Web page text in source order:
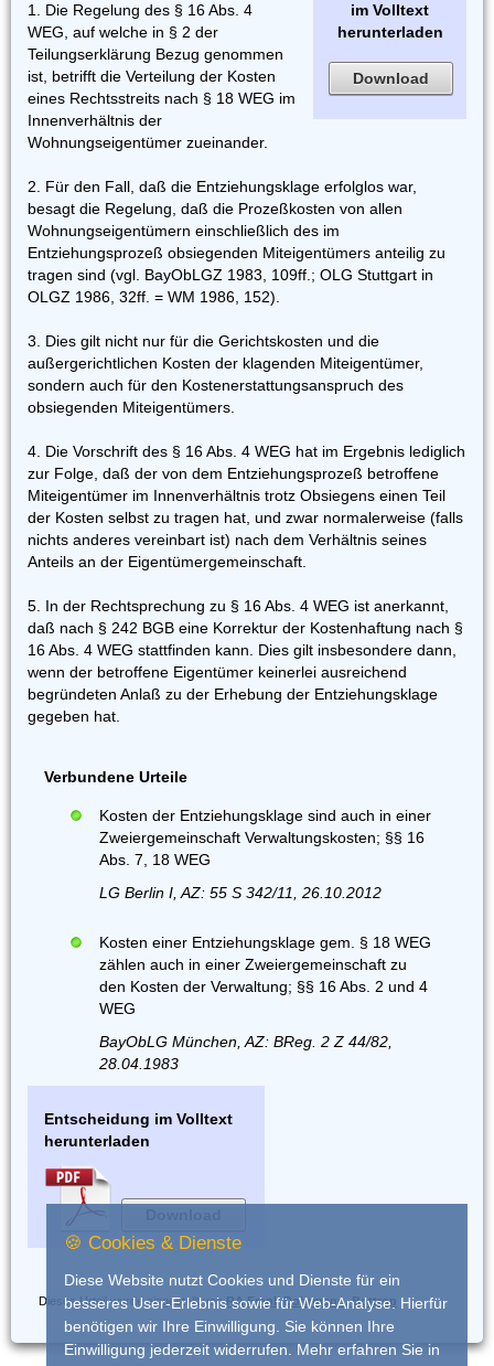
im Volltext
herunterladen
Download
1. Die Regelung des § 16 Abs. 4
WEG, auf welche in § 2 der
Teilungserklärung Bezug genommen
ist, betrifft die Verteilung der Kosten
eines Rechtsstreits nach § 18 WEG im
Innenverhältnis der
Wohnungseigentümer zueinander.
2. Für den Fall, daß die Entziehungsklage erfolglos war,
besagt die Regelung, daß die Prozeßkosten von allen
Wohnungseigentümern einschließlich des im
Entziehungsprozeß obsiegenden Miteigentümers anteilig zu
tragen sind (vgl. BayObLGZ 1983, 109ff.; OLG Stuttgart in
OLGZ 1986, 32ff. = WM 1986, 152).
3. Dies gilt nicht nur für die Gerichtskosten und die
außergerichtlichen Kosten der klagenden Miteigentümer,
sondern auch für den Kostenerstattungsanspruch des
obsiegenden Miteigentümers.
4. Die Vorschrift des § 16 Abs. 4 WEG hat im Ergebnis lediglich
zur Folge, daß der von dem Entziehungsprozeß betroffene
Miteigentümer im Innenverhältnis trotz Obsiegens einen Teil
der Kosten selbst zu tragen hat, und zwar normalerweise (falls
nichts anderes vereinbart ist) nach dem Verhältnis seines
Anteils an der Eigentümergemeinschaft.
5. In der Rechtsprechung zu § 16 Abs. 4 WEG ist anerkannt,
daß nach § 242 BGB eine Korrektur der Kostenhaftung nach §
16 Abs. 4 WEG stattfinden kann. Dies gilt insbesondere dann,
wenn der betroffene Eigentümer keinerlei ausreichend
begründeten Anlaß zu der Erhebung der Entziehungsklage
gegeben hat.
Verbundene Urteile
Kosten der Entziehungsklage sind auch in einer
Zweiergemeinschaft Verwaltungskosten; §§ 16
Abs. 7, 18 WEG
LG Berlin I, AZ: 55 S 342/11, 26.10.2012
Kosten einer Entziehungsklage gem. § 18 WEG
zählen auch in einer Zweiergemeinschaft zu
den Kosten der Verwaltung; §§ 16 Abs. 2 und 4
WEG
BayObLG München, AZ: BReg. 2 Z 44/82,
28.04.1983
Entscheidung im Volltext
herunterladen
Dieses Urteil wurde eingestellt vonRA Frank Dohrmann, Bottrop
🍪 Cookies & Dienste
Diese Website nutzt Cookies und Dienste für ein
besseres User-Erlebnis sowie für Web-Analyse. Hierfür
benötigen wir Ihre Einwilligung. Sie können Ihre
Einwilligung jederzeit widerrufen. Mehr erfahren Sie in